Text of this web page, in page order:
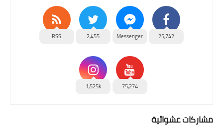
25,742
Messenger
2,455
RSS
75,274
1,525k
مشاركات عشوائية